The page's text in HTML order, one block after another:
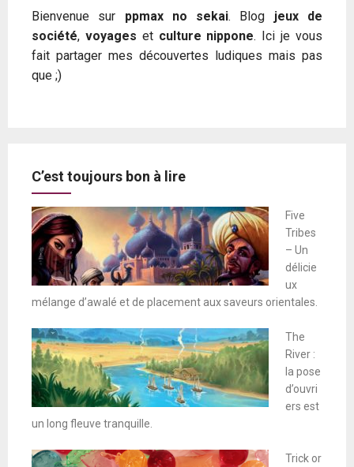
Bienvenue sur ppmax no sekai. Blog jeux de
société, voyages et culture nippone. Ici je vous
fait partager mes découvertes ludiques mais pas
que ;)
C’est toujours bon à lire
Five
Tribes
– Un
délicie
ux
mélange d’awalé et de placement aux saveurs orientales.
The
River :
la pose
d’ouvri
ers est
un long fleuve tranquille.
Trick or